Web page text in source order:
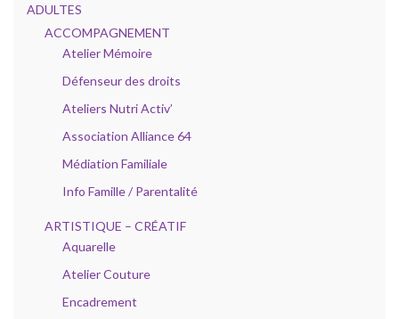
ADULTES
ACCOMPAGNEMENT
Atelier Mémoire
Défenseur des droits
Ateliers Nutri Activ’
Association Alliance 64
Médiation Familiale
Info Famille / Parentalité
ARTISTIQUE – CRÉATIF
Aquarelle
Atelier Couture
Encadrement